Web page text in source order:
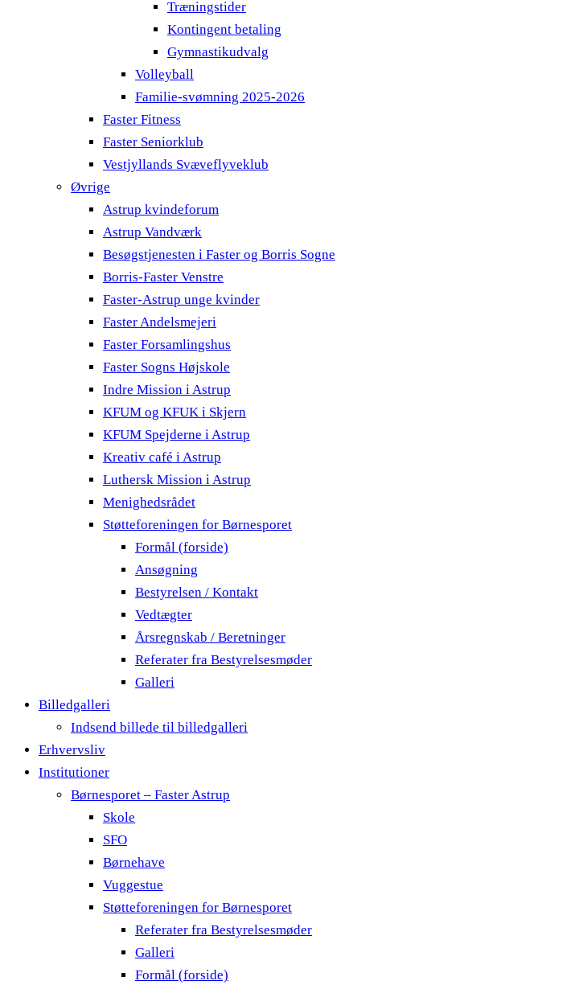
Træningstider
Kontingent betaling
Gymnastikudvalg
Volleyball
Familie-svømning 2025-2026
Faster Fitness
Faster Seniorklub
Vestjyllands Svæveflyveklub
Øvrige
Astrup kvindeforum
Astrup Vandværk
Besøgstjenesten i Faster og Borris Sogne
Borris-Faster Venstre
Faster-Astrup unge kvinder
Faster Andelsmejeri
Faster Forsamlingshus
Faster Sogns Højskole
Indre Mission i Astrup
KFUM og KFUK i Skjern
KFUM Spejderne i Astrup
Kreativ café i Astrup
Luthersk Mission i Astrup
Menighedsrådet
Støtteforeningen for Børnesporet
Formål (forside)
Ansøgning
Bestyrelsen / Kontakt
Vedtægter
Årsregnskab / Beretninger
Referater fra Bestyrelsesmøder
Galleri
Billedgalleri
Indsend billede til billedgalleri
Erhvervsliv
Institutioner
Børnesporet – Faster Astrup
Skole
SFO
Børnehave
Vuggestue
Støtteforeningen for Børnesporet
Referater fra Bestyrelsesmøder
Galleri
Formål (forside)